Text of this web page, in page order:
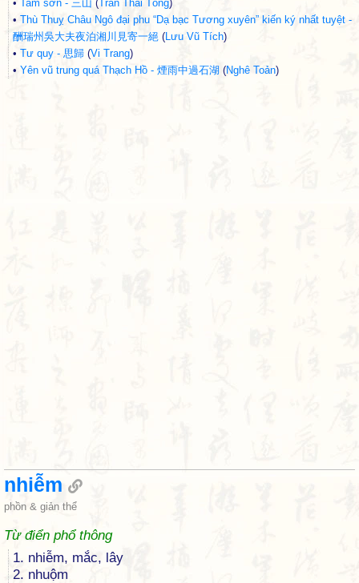
• Tam sơn - 三山 ( Trần Thái Tông)
• Thù Thuỵ Châu Ngô đại phu “Dạ bạc Tương xuyên” kiến ký nhất tuyệt -
酬瑞州吳大夫夜泊湘川見寄一絕 (Lưu Vũ Tích)
• Tư quy - 思歸 (Vi Trang)
• Yên vũ trung quá Thạch Hồ - 煙雨中過石湖 (Nghê Toản)
nhiễm
phồn & giản thể
Từ điển phổ thông
1. nhiễm, mắc, lây
2. nhuộm